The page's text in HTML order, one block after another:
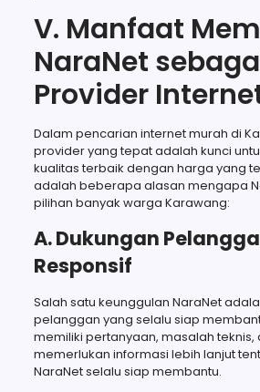
V. Manfaat
NaraNet
Provider
Dalam pencarian internet murah di
provider yang tepat adalah kunci
kualitas terbaik dengan harga yang
adalah beberapa alasan mengapa
pilihan banyak warga Karawang:
A. Dukungan
Responsif
Salah satu keunggulan NaraNet
pelanggan yang selalu siap
memiliki pertanyaan, masalah teknis,
memerlukan informasi lebih lanjut
NaraNet selalu siap membantu.